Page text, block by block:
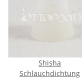
Shisha
Schlauchdichtung